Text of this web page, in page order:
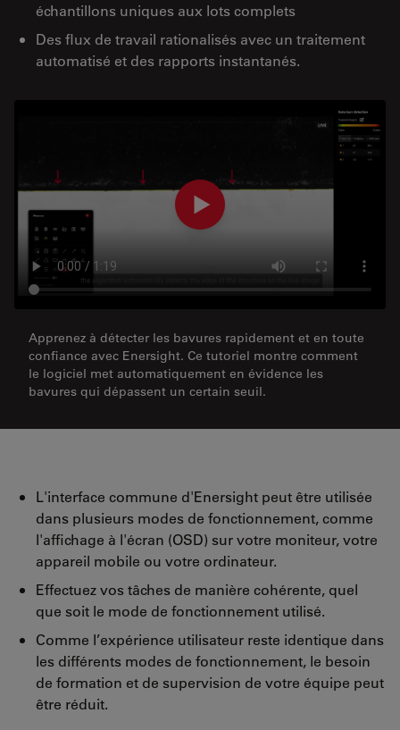
échantillons uniques aux lots complets
Des flux de travail rationalisés avec un traitement
automatisé et des rapports instantanés.
Apprenez à détecter les bavures rapidement et en toute
confiance avec Enersight. Ce tutoriel montre comment
le logiciel met automatiquement en évidence les
bavures qui dépassent un certain seuil.
L'interface commune d'Enersight peut être utilisée
dans plusieurs modes de fonctionnement, comme
l'affichage à l'écran (OSD) sur votre moniteur, votre
appareil mobile ou votre ordinateur.
Effectuez vos tâches de manière cohérente, quel
que soit le mode de fonctionnement utilisé.
Comme l’expérience utilisateur reste identique dans
les différents modes de fonctionnement, le besoin
de formation et de supervision de votre équipe peut
être réduit.